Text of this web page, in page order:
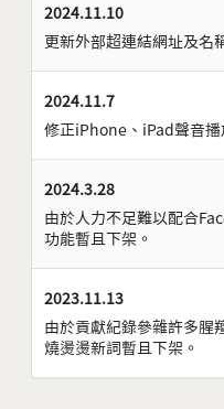
2024.11.10
更新外部超連結網址及名
2024.11.7
修正iPhone、iPad聲音播
2024.3.28
由於人力不足難以配合
功能暫且下架。
2023.11.13
由於貢獻紀錄參雜許多腥
燒燙燙新詞暫且下架。